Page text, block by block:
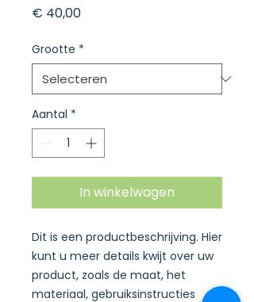
€ 40,00Prijs
Grootte *
Aantal *
In winkelwagen
Dit is een productbeschrijving. Hier
kunt u meer details kwijt over uw
product, zoals de maat, het
materiaal, gebruiksinstructies